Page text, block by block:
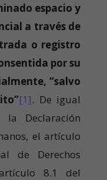
espacio y
a través de
o registro
por su
“salvo
[1]. De igual
Declaración
el artículo
de Derechos
8.1 del